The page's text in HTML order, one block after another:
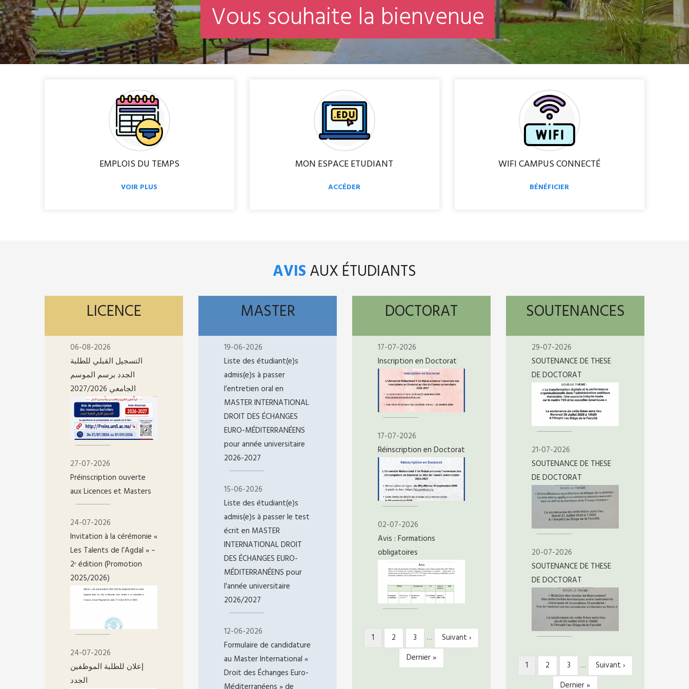
Vous souhaite la bienvenue
EMPLOIS DU TEMPS
VOIR PLUS
MON ESPACE ETUDIANT
ACCÉDER
WIFI CAMPUS CONNECTÉ
BÉNÉFICIER
AVISAUX ÉTUDIANTS
LICENCE
06-08-2026
التسجيل القبلي للطلبة
الجدد برسم الموسم
الجامعي 2027/2026
27-07-2026
Préinscription ouverte
aux Licences et Masters
24-07-2026
Invitation à la cérémonie «
Les Talents de l’Agdal » –
2ᵉ édition (Promotion
2025/2026)
24-07-2026
إعلان للطلبة الموظفين
الجدد
MASTER
19-06-2026
Liste des étudiant(e)s
admis(e)s à passer
l’entretien oral en
MASTER INTERNATIONAL
DROIT DES ÉCHANGES
EURO-MÉDITERRANÉENS
pour année universitaire
2026-2027
15-06-2026
Liste des étudiant(e)s
admis(e)s à passer le test
écrit en MASTER
INTERNATIONAL DROIT
DES ÉCHANGES EURO-
MÉDITERRANÉENS pour
l'année universitaire
2026/2027
12-06-2026
Formulaire de candidature
au Master International «
Droit des Échanges Euro-
DOCTORAT
17-07-2026
Inscription en Doctorat
17-07-2026
Réinscription en Doctorat
02-07-2026
Avis : Formations
obligatoires
PAGINATION
Page
courante
1 Page
2 Page
3 …
Page
suivante
Suivant ›
Dernière
page
Dernier »
SOUTENANCES
29-07-2026
SOUTENANCE DE THESE
DE DOCTORAT
21-07-2026
SOUTENANCE DE THESE
DE DOCTORAT
20-07-2026
SOUTENANCE DE THESE
DE DOCTORAT
PAGINATION
Page
courante
1 Page
2 Page
3 …
Page
suivante
Suivant ›
Dernière
Dernier »